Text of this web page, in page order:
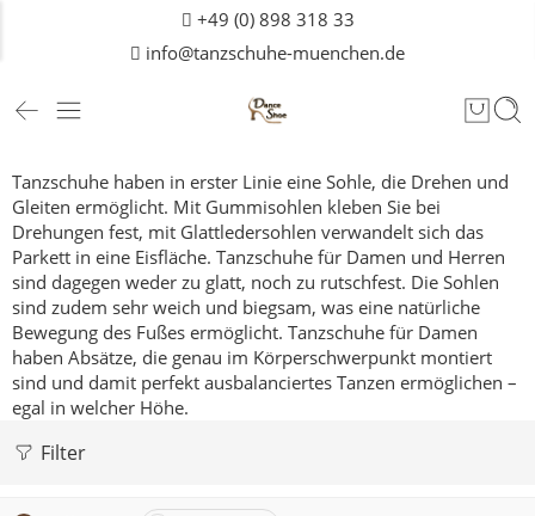
+49 (0) 898 318 33
info@tanzschuhe-muenchen.de
Tanzschuhe haben in erster Linie eine Sohle, die Drehen und
Gleiten ermöglicht. Mit Gummisohlen kleben Sie bei
Drehungen fest, mit Glattledersohlen verwandelt sich das
Parkett in eine Eisfläche. Tanzschuhe für Damen und Herren
sind dagegen weder zu glatt, noch zu rutschfest. Die Sohlen
sind zudem sehr weich und biegsam, was eine natürliche
Bewegung des Fußes ermöglicht. Tanzschuhe für Damen
haben Absätze, die genau im Körperschwerpunkt montiert
sind und damit perfekt ausbalanciertes Tanzen ermöglichen –
egal in welcher Höhe.
Filter